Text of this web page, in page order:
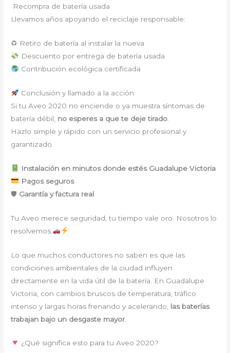
Recompra de batería usada
Llevamos años apoyando el reciclaje responsable:
♻ Retiro de batería al instalar la nueva
Descuento por entrega de batería usada
Contribución ecológica certificada
Conclusión y llamado a la acción
Si tu Aveo 2020 no enciende o ya muestra síntomas de
batería débil, no esperes a que te deje tirado
Hazlo simple y rápido con un servicio profesional y
garantizado.
Instalación en minutos donde estés Guadalupe Victoria
Pagos seguros
🛡 Garantía y factura real
Tu Aveo merece seguridad, tu tiempo vale oro. Nosotros lo
resolvemos.
Lo que muchos conductores no saben es que las
condiciones ambientales de la ciudad influyen
directamente en la vida útil de la batería. En Guadalupe
Victoria, con cambios bruscos de temperatura, tráfico
intenso y largas horas frenando y acelerando, las baterías
trabajan bajo un desgaste mayor.
¿Qué significa esto para tu Aveo 2020?